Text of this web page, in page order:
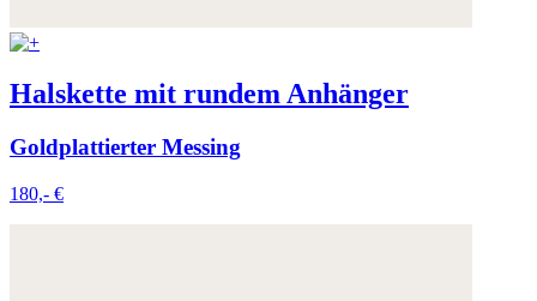
Halskette mit rundem Anhänger
Goldplattierter Messing
180,- €